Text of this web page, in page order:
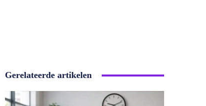
Gerelateerde artikelen